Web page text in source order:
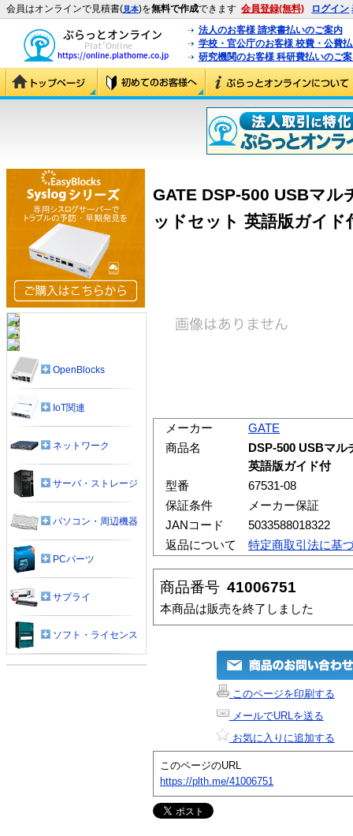
会員はオンラインで見積書(見本)を無料で作成できます 会員登録(無料) ログイン
法人のお客様 請求書払いのご案内
学校・官公庁のお客様 校費・公費
研究機関のお客様 科研費払いのご
GATE DSP-500 USBマ
ッドセット 英語版ガイド
メーカー
GATE
商品名
DSP-500 USBマ
英語版ガイド付
型番
67531-08
保証条件
メーカー保証
JANコード
5033588018322
返品について
特定商取引法に基
商品番号 41006751
本商品は販売を終了しました
このページを印刷する
メールでURLを送る
お気に入りに追加する
このページのURL
https://plth.me/41006751
OpenBlocks
IoT関連
ネットワーク
サーバ・ストレージ
パソコン・周辺機器
PCパーツ
サプライ
ソフト・ライセンス